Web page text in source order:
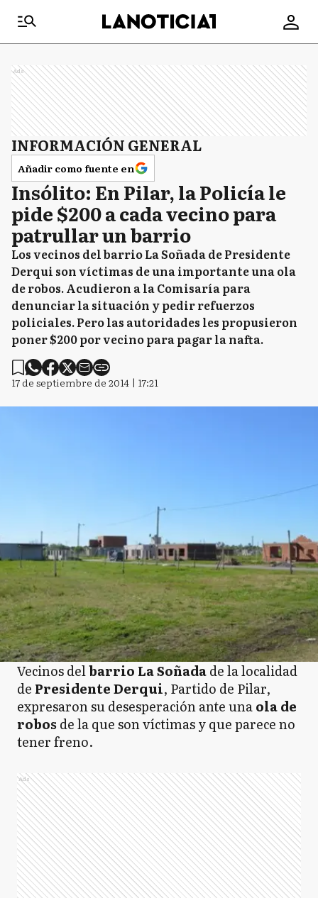
Ads
INFORMACIÓN GENERAL
Añadir como fuente en
Insólito: En Pilar, la Policía le
pide $200 a cada vecino para
patrullar un barrio
Los vecinos del barrio La Soñada de Presidente
Derqui son víctimas de una importante una ola
de robos. Acudieron a la Comisaría para
denunciar la situación y pedir refuerzos
policiales. Pero las autoridades les propusieron
poner $200 por vecino para pagar la nafta.
17 de septiembre de 2014 | 17:21
Vecinos delbarrio La Soñadade la localidad
de Presidente Derqui, Partido de Pilar,
expresaron su desesperación ante unaola de
robos de la que son víctimas y que parece no
tener freno.
Ads